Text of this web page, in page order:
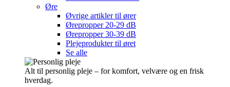
Øre
Øvrige artikler til ører
Ørepropper 20-29 dB
Ørepropper 30-39 dB
Plejeprodukter til øret
Se alle
Alt til personlig pleje – for komfort, velvære og en frisk
hverdag.